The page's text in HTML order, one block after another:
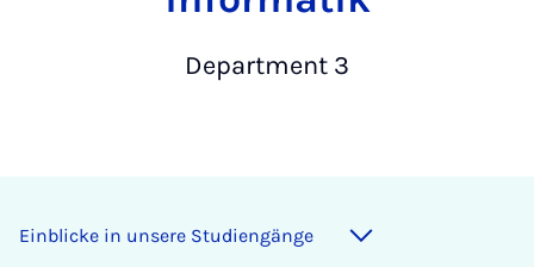
Department 3
Einblicke in unsere Studiengänge